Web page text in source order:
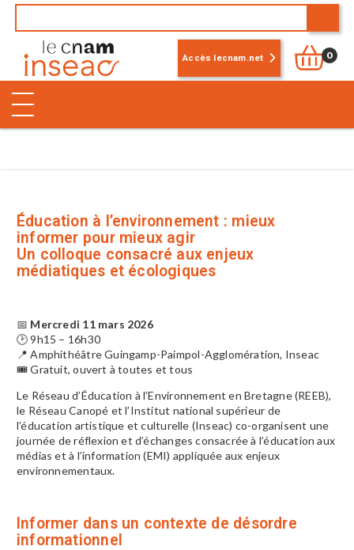
Accès lecnam.net 0
Éducation à l’environnement : mieux
informer pour mieux agir
Un colloque consacré aux enjeux
médiatiques et écologiques
📅 Mercredi 11 mars 2026
🕑 9h15 – 16h30
📍 Amphithéâtre Guingamp-Paimpol-Agglomération, Inseac
🎟 Gratuit, ouvert à toutes et tous
Le Réseau d’Éducation à l’Environnement en Bretagne(REEB),
le Réseau Canopé et l’Institut national supérieur de
l’éducation artistique et culturelle (Inseac) co-organisent une
journée de réflexion et d’échanges consacrée à l’éducation aux
médias et à l’information (EMI) appliquée aux enjeux
environnementaux.
Informer dans un contexte de désordre
informationnel